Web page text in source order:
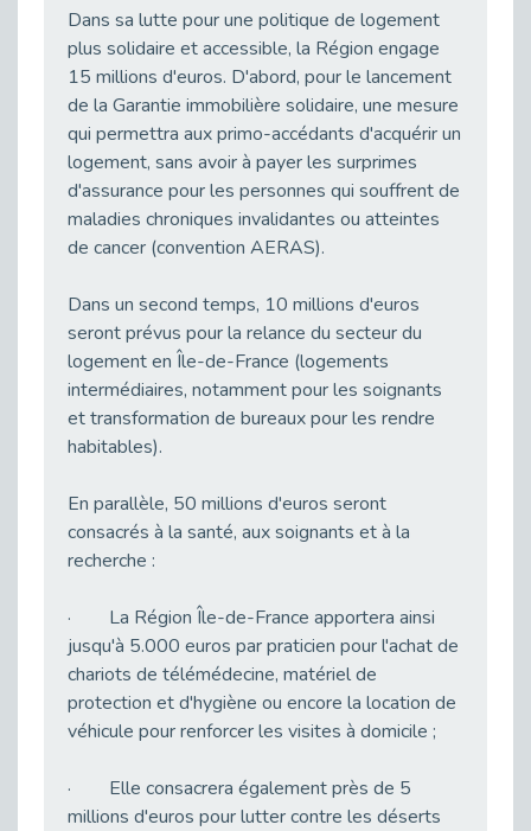
Inclusion des personnes handicapées : un levier de performance encore sous-estimé
Publié le 26/01/2026
Chargé de mission employeur chez Cap Emploi 92, le saviez-vous?
Publié le 26/01/2026
UN NOUVEAU MOTIF DE CDD FIGURE DANS LE CODE DU TRAVAIL : LE CDD « DE RECONVERSION »
Publié le 19/01/2026
[Cap’Handicook 2026] Nouvelle édition 2026
Publié le 16/01/2026
Publié le 14/01/2026
Conventions FIPHFP, les évolutions 2026.
Publié le 13/01/2026
La santé mentale, un enjeu collectif – Notre engagement chez Cap Emploi 92 !
Publié le 12/01/2026
HandiMatch : la solution pour rapprocher talents et entreprises inclusives
Publié le 05/01/2026
Publié le 05/01/2026
Handicap invisible au travail : ce que les entreprises ne voient pas
Publié le 16/12/2025
Forum de recrutement – Plongée dans le monde industriel
Publié le 16/12/2025
Qu'est-ce que le référent handicap en entreprise ?
Publié le 16/12/2025
Dans sa lutte pour une politique de logement
plus solidaire et accessible, la Région engage
15 millions d'euros. D'abord, pour le lancement
de la Garantie immobilière solidaire, une mesure
qui permettra aux primo-accédants d'acquérir un
logement, sans avoir à payer les surprimes
d'assurance pour les personnes qui souffrent de
maladies chroniques invalidantes ou atteintes
de cancer (convention AERAS).
Dans un second temps, 10 millions d'euros
seront prévus pour la relance du secteur du
logement en Île-de-France (logements
intermédiaires, notamment pour les soignants
et transformation de bureaux pour les rendre
habitables).
En parallèle, 50 millions d'euros seront
consacrés à la santé, aux soignants et à la
recherche :
· La Région Île-de-France apportera ainsi
jusqu'à 5.000 euros par praticien pour l'achat de
chariots de télémédecine, matériel de
protection et d'hygiène ou encore la location de
véhicule pour renforcer les visites à domicile ;
· Elle consacrera également près de 5
millions d'euros pour lutter contre les déserts